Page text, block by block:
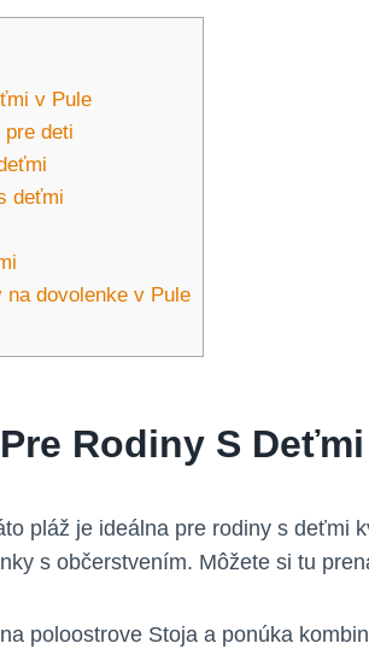
v Pule
deti
deťmi
dovolenke v Pule
Rodiny S
pláž je ideálna pre rodiny s deťmi
s občerstvením. Môžete si tu
poloostrove Stoja a ponúka